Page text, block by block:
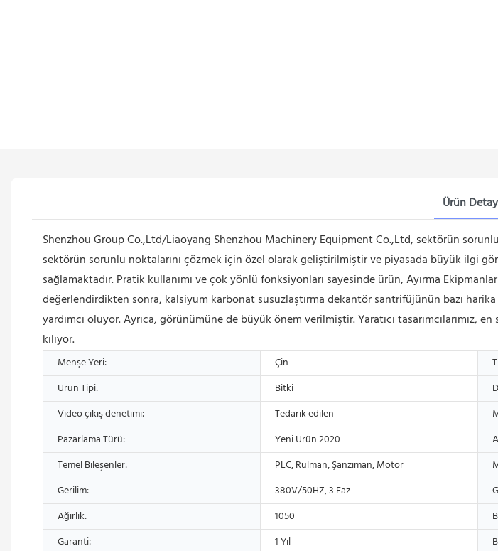
Ürün
Shenzhou Group Co.,Ltd/Liaoyang Shenzhou Machinery Equipment Co.,Ltd, sektörün
sektörün sorunlu noktalarını çözmek için özel olarak geliştirilmiştir ve piyasada büyük ilgi
sağlamaktadır. Pratik kullanımı ve çok yönlü fonksiyonları sayesinde ürün, Ayırma
değerlendirdikten sonra, kalsiyum karbonat susuzlaştırma dekantör santrifüjünün bazı
yardımcı oluyor. Ayrıca, görünümüne de büyük önem verilmiştir. Yaratıcı
kılıyor.
Menşe Yeri: Çin
Ürün Tipi:
Bitki
Video çıkış denetimi:
Tedarik edilen
Pazarlama Türü:
Yeni Ürün 2020
Temel Bileşenler:
PLC, Rulman, Şanzıman, Motor
Gerilim:
380V/50HZ, 3 Faz
Ağırlık:
1050
Garanti:
1 Yıl